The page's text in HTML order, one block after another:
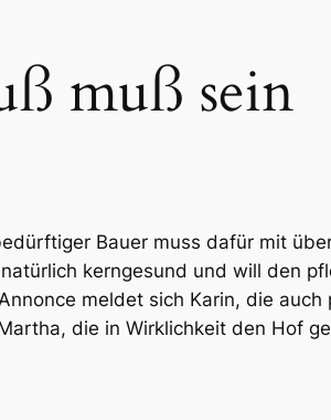
muß sein
Bauer muss dafür mit
kerngesund und will den
meldet sich Karin, die auch
die in Wirklichkeit den Hof